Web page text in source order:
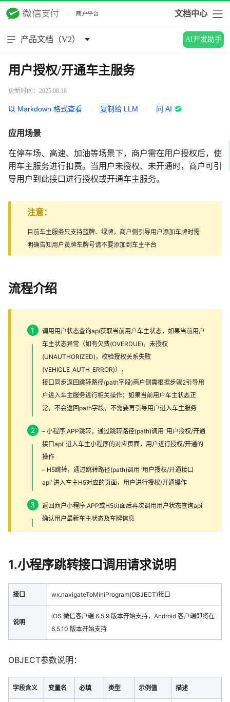
文档中心
产品文档（V2） AI开发助手
用户授权/开通车主服务
更新时间：2025.08.18
以 Markdown 格式查看 复制给 LLM 问 AI
应用场景
在停车场、高速、加油等场景下，商户需在用户授权后，使
用车主服务进行扣费。当用户未授权、未开通时，商户可引
导用户到此接口进行授权或开通车主服务。
注意：
目前车主服务只支持蓝牌、绿牌，商户侧引导用户添加车牌时需
明确告知用户黄牌车牌号请不要添加到车主平台
流程介绍
调用用户状态查询api获取当前用户车主状态，如果当前用户
车主状态异常（如有欠费(OVERDUE)，未授权
(UNAUTHORIZED)，校验授权关系失败
(VEHICLE_AUTH_ERROR)），
接口同步返回跳转路径(path字段)商户侧需根据步骤2引导用
户进入车主服务进行相关操作；如果当前用户车主状态正
常，不会返回path字段，不需要再引导用户进入车主服务
– 小程序,APP跳转，通过跳转路径(path)调用 ‘用户授权/开通
接口api’ 进入车主小程序的对应页面，用户进行授权/开通的
操作
– H5跳转，通过跳转路径(path)调用 ‘用户授权/开通接口
api’ 进入车主H5对应的页面，用户进行授权/开通操作
返回商户小程序,APP或H5页面后再次调用用户状态查询api
确认用户最新车主状态及车牌信息
1.小程序跳转接口调用请求说明
接口 wx.navigateToMiniProgram(OBJECT)接口
说明
iOS 微信客户端 6.5.9 版本开始支持，Android 客户端即将在
6.5.10 版本开始支持
OBJECT参数说明：
字段含义 变量名 必填 类型 示例值 描述